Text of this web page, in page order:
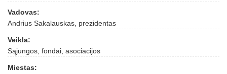
Vadovas:
Andrius Sakalauskas, prezidentas
Veikla:
Sąjungos, fondai, asociacijos
Miestas: